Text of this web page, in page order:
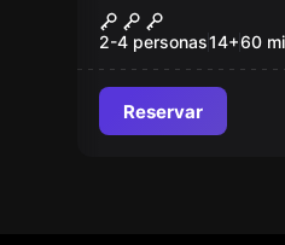
Nuevo
Misión TEDAX:
Bomba
2-4 personas14+60
Reservar